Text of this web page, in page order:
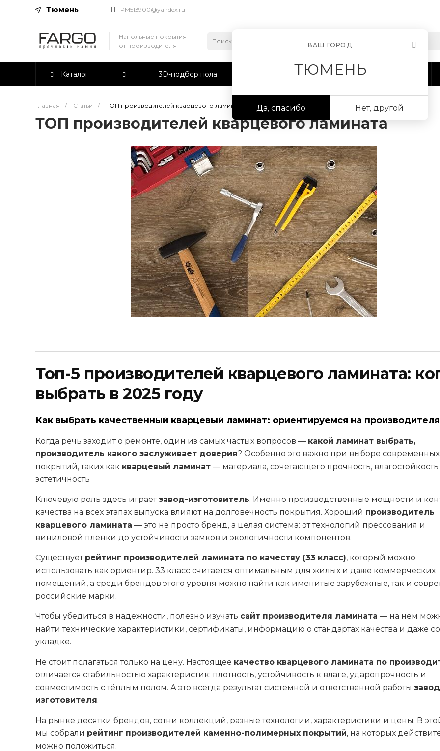
Тюмень
ВАШ ГОРОД
ТЮМЕНЬ
Да, спасибо Нет, другой
PM513900@yandex.ru
Напольные покрытия
от производителя
Каталог 3D-подбор пола Сотрудничество Информация
Главная / Статьи / ТОП производителей кварцевого ламината
ТОП производителей кварцевого ламината
Топ-5 производителей кварцевого ламината:
выбрать в 2025 году
Как выбрать качественный кварцевый ламинат: ориентируемся на производителя
Когда речь заходит о ремонте, один из самых частых вопросов — какой ламинат выбрать,
производитель какого заслуживает доверия? Особенно это важно при выборе современных
покрытий, таких как кварцевый ламинат — материала, сочетающего прочность, влагостойкость
эстетичность
Ключевую роль здесь играетзавод-изготовитель. Именно производственные мощности и
качества на всех этапах выпуска влияют на долговечность покрытия. Хороший производитель
кварцевого ламината — это не просто бренд, а целая система: от технологий прессования и
виниловой пленки до устойчивости замков и экологичности компонентов.
Существует рейтинг производителей ламината по качеству (33 класс), который можно
использовать как ориентир. 33 класс считается оптимальным для жилых и даже коммерческих
помещений, а среди брендов этого уровня можно найти как именитые зарубежные, так и
российские марки.
Чтобы убедиться в надежности, полезно изучать сайт производителя ламината — на нем
найти технические характеристики, сертификаты, информацию о стандартах качества и даже
укладке.
Не стоит полагаться только на цену. Настоящее качество кварцевого ламината по
отличается стабильностью характеристик: плотность, устойчивость к влаге, ударопрочность и
совместимость с тёплым полом. А это всегда результат системной и ответственной работы
изготовителя.
На рынке десятки брендов, сотни коллекций, разные технологии, характеристики и цены. В
мы собрали рейтинг производителей каменно-полимерных покрытий, на которых
можно положиться.